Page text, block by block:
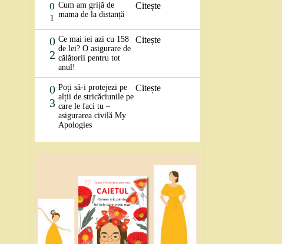
0
1
Cum am grijă de
mama de la distanță
Citește
0
2
Ce mai iei azi cu 158
de lei? O asigurare de
călătorii pentru tot
anul!
Citește
0
3
Poți să-i protejezi pe
alții de stricăciunile pe
care le faci tu –
asigurarea civilă My
Apologies
Citește